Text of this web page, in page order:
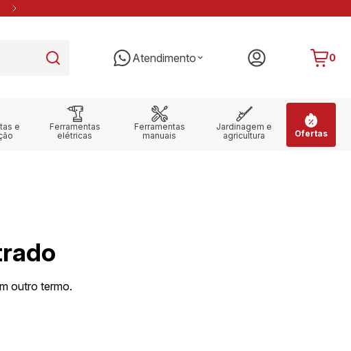
Atendimento 0
e
Ferramentas
elétricas
Ferramentas
manuais
Jardinagem e
agricultura
Ofertas
outro termo.